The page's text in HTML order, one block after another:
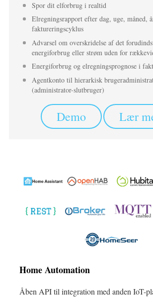
Spor dit elforbrug i realtid
Elregningsrapport efter dag, uge, måned,
faktureringscyklus
Advarsel om overskridelse af det
energiforbrug eller strøm uden for
Energiforbrug og elregningsprognose i
Agentkonto til hierarkisk
(administrator-slutbruger)
Demo Lær
Home Automation
Åben API til integration med anden IoT-